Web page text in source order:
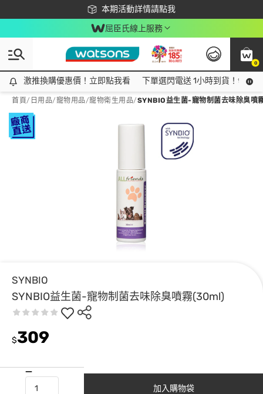
本期活動詳情請點我
下載app最高回饋$350
屈臣氏線上服務
0
激推換購優惠價！立即點我看
激推換購優惠價！立即點我看 下單選閃電送 1小時到貨！領神
首頁/ 日用品/寵物用品/寵物衛生用品/SYNBIO益生菌-寵物制菌去味除臭噴
SYNBIO
SYNBIO益生菌-寵物制菌去味除臭噴霧(30ml)
$309
加入購物袋